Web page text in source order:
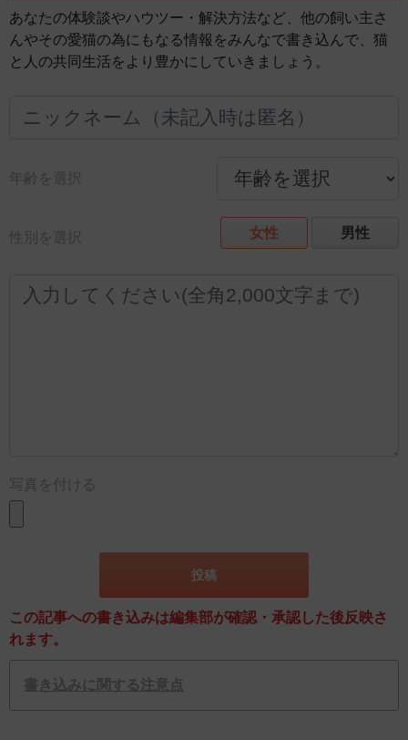
あなたの体験談やハウツー・解決方法など、他の飼い主さ
んやその愛猫の為にもなる情報をみんなで書き込んで、猫
と人の共同生活をより豊かにしていきましょう。
年齢を選択
性別を選択 女性 男性
写真を付ける
この記事への書き込みは編集部が確認・承認した後反映さ
れます。
書き込みに関する注意点